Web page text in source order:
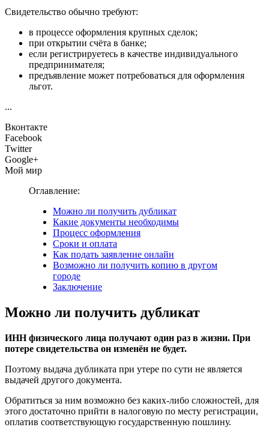
Свидетельство обычно требуют:
в процессе оформления крупных сделок;
при открытии счёта в банке;
если регистрируетесь в качестве индивидуального
предпринимателя;
предъявление может потребоваться для оформления
льгот.
...
Вконтакте
Facebook
Twitter
Google+
Мой мир
Оглавление:
Можно ли получить дубликат
Какие документы необходимы
Процесс оформления
Сроки и оплата
Как подать заявление онлайн
Возможно ли получить копию в другом
городе
Заключение
Можно ли получить дубликат
ИНН физического лица получают один раз в жизни. При
потере свидетельства он изменён не будет.
Поэтому выдача дубликата при утере по сути не является
выдачей другого документа.
Обратиться за ним возможно без каких-либо сложностей, для
этого достаточно прийти в налоговую по месту регистрации,
оплатив соответствующую государственную пошлину.